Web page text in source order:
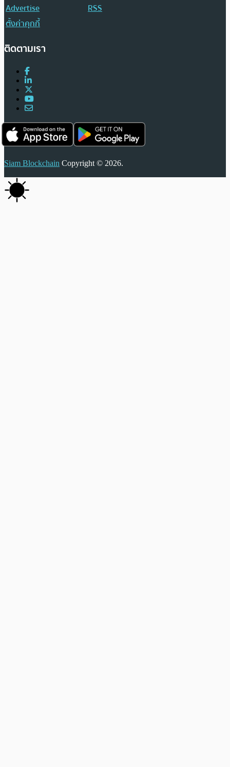
Advertise
RSS
ตั้งค่าคุกกี้
ติดตามเรา
Siam Blockchain Copyright © 2026.